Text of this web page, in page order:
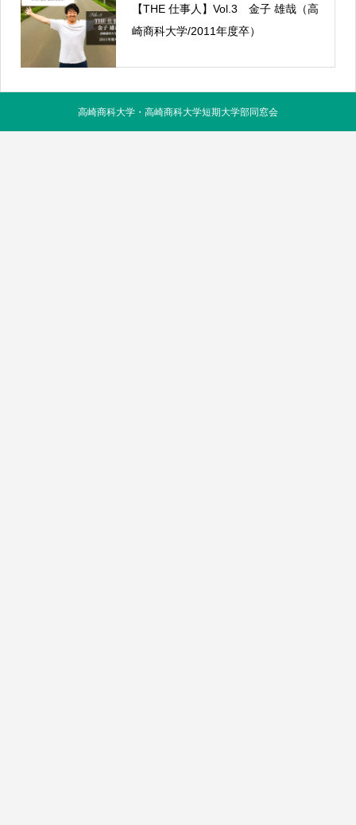
【THE 仕事人】Vol.3 金子 雄哉（高
崎商科大学/2011年度卒）
高崎商科大学・高崎商科大学短期大学部同窓会